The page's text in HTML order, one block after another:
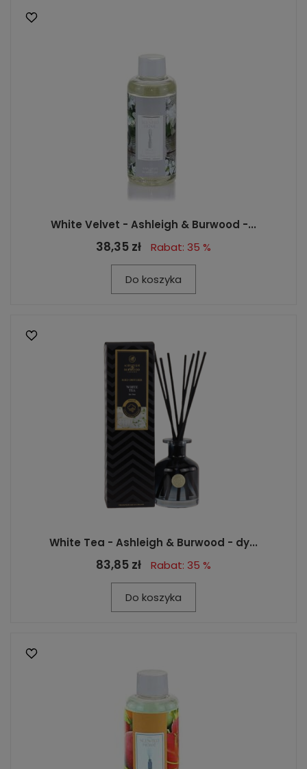
White Velvet - Ashleigh & Burwood -...
38,35 zł Rabat: 35 %
Do koszyka
White Tea - Ashleigh & Burwood - dy...
83,85 zł Rabat: 35 %
Do koszyka